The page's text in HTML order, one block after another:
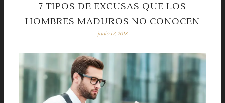
7 TIPOS DE EXCUSAS QUE LOS
HOMBRES MADUROS NO CONOCEN
junio 12, 2018